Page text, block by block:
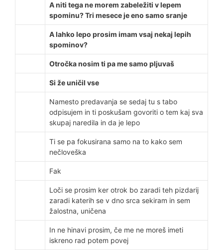
A niti tega ne morem zabeležiti v lepem
spominu? Tri mesece je eno samo sranje
A lahko lepo prosim imam vsaj nekaj lepih
spominov?
Otročka nosim ti pa me samo pljuvaš
Si že uničil vse
Namesto predavanja se sedaj tu s tabo
odpisujem in ti poskušam govoriti o tem kaj sva
skupaj naredila in da je lepo
Ti se pa fokusirana samo na to kako sem
nečloveška
Fak
Loči se prosim ker otrok bo zaradi teh pizdarij
zaradi katerih se v dno srca sekiram in sem
žalostna, uničena
In ne hinavi prosim, če me ne moreš imeti
iskreno rad potem povej